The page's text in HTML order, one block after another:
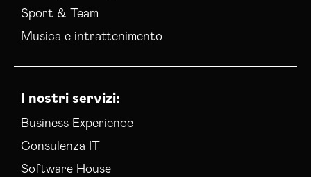
Sport & Team
Musica e intrattenimento
I nostri servizi:
Business Experience
Consulenza IT
Software House